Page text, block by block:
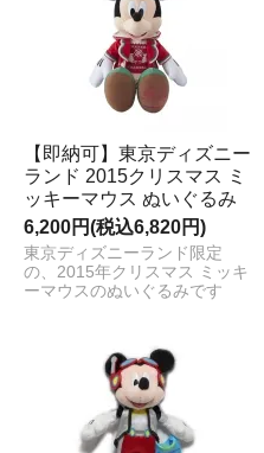
【即納可】東京ディズニー
ランド 2015クリスマス ミ
ッキーマウス ぬいぐるみ
6,200円(税込6,820円)
東京ディズニーランド限定
の、2015年クリスマス ミッキ
ーマウスのぬいぐるみです